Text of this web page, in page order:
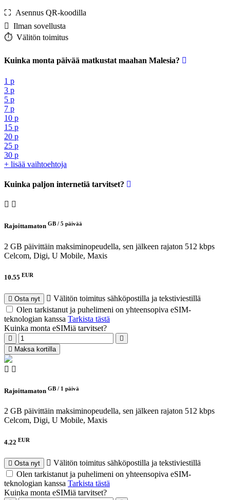
⛶️️ Asennus QR-koodilla
️ Ilman sovellusta
⏱️️ Välitön toimitus
Kuinka monta päivää matkustat maahan Malesia?
1 p
3 p
5 p
7 p
10 p
15 p
20 p
25 p
30 p
+ lisää vaihtoehtoja
Kuinka paljon internetiä tarvitset?
Rajoittamaton GB / 5 päivää
2 GB päivittäin maksiminopeudella, sen jälkeen rajaton 512 kbps
Celcom, Digi, U Mobile, Maxis
10.55 EUR
Osta nyt
Välitön toimitus sähköpostilla ja tekstiviestillä
Olen tarkistanut ja puhelimeni on yhteensopiva eSIM-
teknologian kanssa Tarkista tästä
Kuinka monta eSIMiä tarvitset?
Maksa kortilla
Rajoittamaton GB / 1 päivä
2 GB päivittäin maksiminopeudella, sen jälkeen rajaton 512 kbps
Celcom, Digi, U Mobile, Maxis
4.22 EUR
Osta nyt
Välitön toimitus sähköpostilla ja tekstiviestillä
Olen tarkistanut ja puhelimeni on yhteensopiva eSIM-
teknologian kanssa Tarkista tästä
Kuinka monta eSIMiä tarvitset?